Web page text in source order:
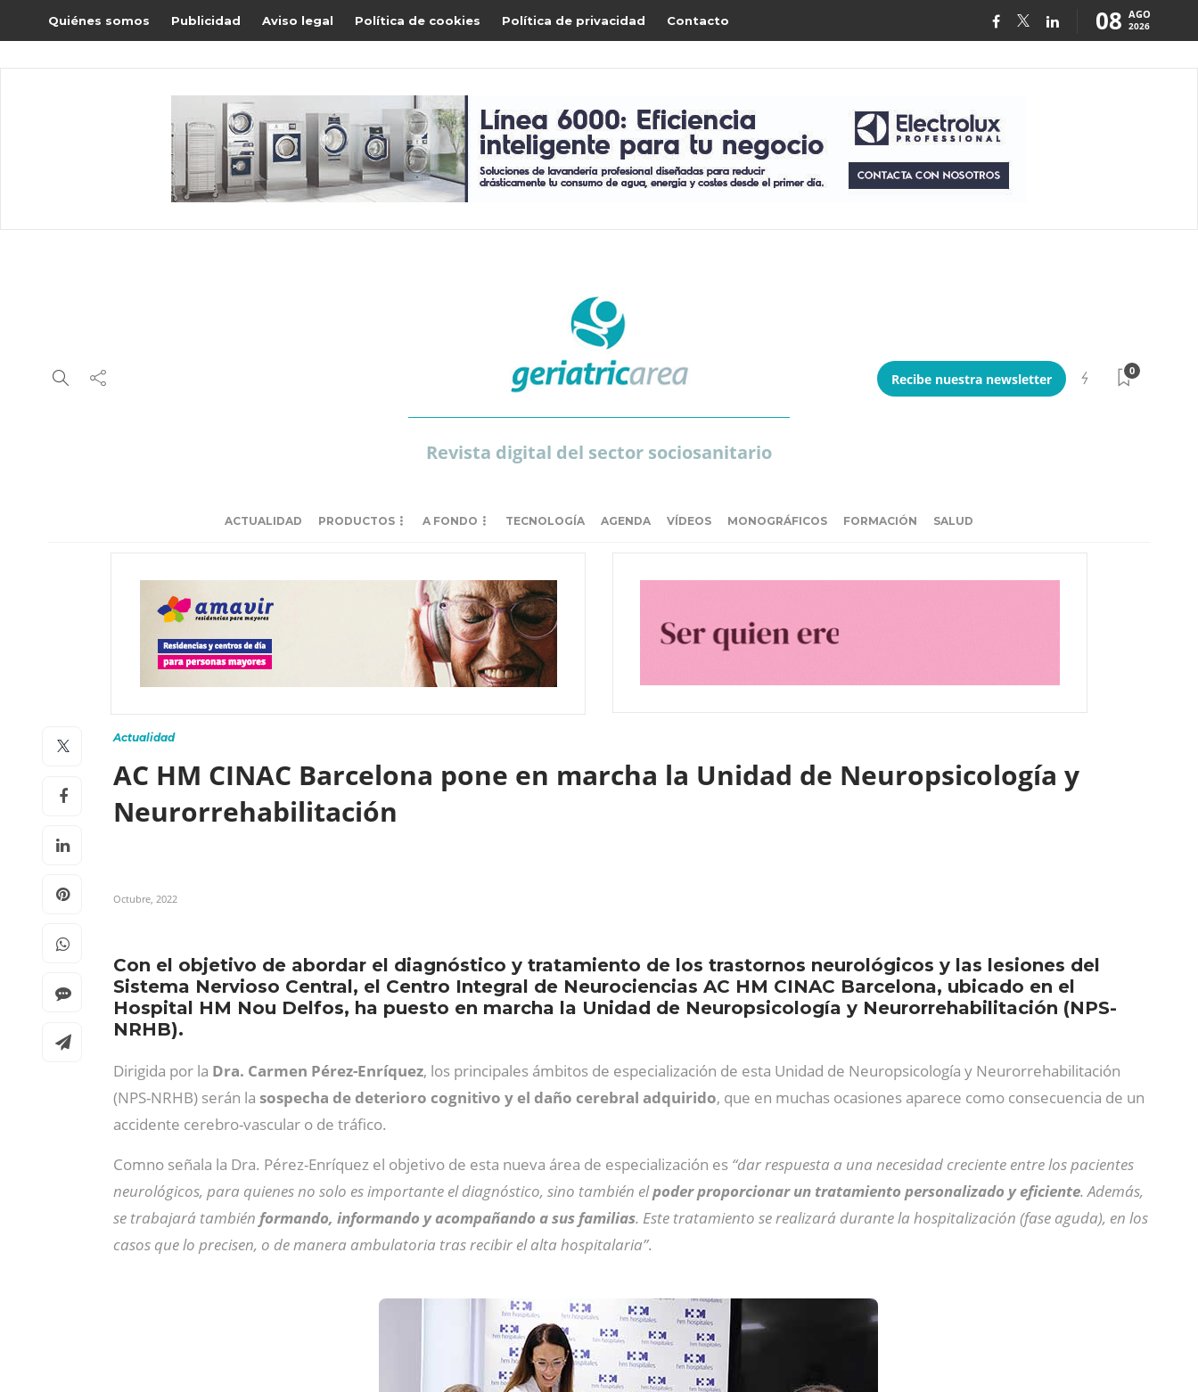
Quiénes somos Publicidad Aviso legal Política de cookies Política de privacidad Contacto 08 AGO
2026
Revista digital del sector sociosanitario
Recibe nuestra newsletter
0
ACTUALIDAD PRODUCTOS A FONDO TECNOLOGÍA AGENDA VÍDEOS MONOGRÁFICOS FORMACIÓN SALUD
Actualidad
AC HM CINAC Barcelona pone en marcha la Unidad de Neuropsicología y
Neurorrehabilitación
Octubre, 2022
Con el objetivo de abordar el diagnóstico y tratamiento de los trastornos neurológicos y las lesiones del
Sistema Nervioso Central, el Centro Integral de Neurociencias AC HM CINAC Barcelona, ubicado en el
Hospital HM Nou Delfos, ha puesto en marcha la Unidad de Neuropsicología y Neurorrehabilitación (NPS-
NRHB).
Dirigida por la Dra. Carmen Pérez-Enríquez, los principales ámbitos de especialización de esta Unidad de Neuropsicología y Neurorrehabilitación
(NPS-NRHB) serán la sospecha de deterioro cognitivo y el daño cerebral adquirido, que en muchas ocasiones aparece como consecuencia de un
accidente cerebro-vascular o de tráfico.
Comno señala la Dra. Pérez-Enríquez el objetivo de esta nueva área de especialización es “dar respuesta a una necesidad creciente entre los pacientes
neurológicos, para quienes no solo es importante el diagnóstico, sino también elpoder proporcionar un tratamiento personalizado y eficiente. Además,
se trabajará también formando, informando y acompañando a sus familias. Este tratamiento se realizará durante la hospitalización (fase aguda), en los
casos que lo precisen, o de manera ambulatoria tras recibir el alta hospitalaria”.